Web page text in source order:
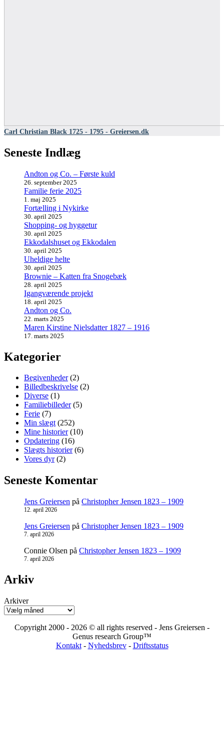
Carl Christian Black 1725 - 1795 - Greiersen.dk
Seneste Indlæg
Andton og Co. – Første kuld
26. september 2025
Familie ferie 2025
1. maj 2025
Fortælling i Nykirke
30. april 2025
Shopping- og hyggetur
30. april 2025
Ekkodalshuset og Ekkodalen
30. april 2025
Uheldige helte
30. april 2025
Brownie – Katten fra Snogebæk
28. april 2025
Igangværende projekt
18. april 2025
Andton og Co.
22. marts 2025
Maren Kirstine Nielsdatter 1827 – 1916
17. marts 2025
Kategorier
Begivenheder(2)
Billedbeskrivelse (2)
Diverse (1)
Familiebilleder(5)
Ferie (7)
Min slægt(252)
Mine historier(10)
Opdatering (16)
Slægts historier(6)
Vores dyr(2)
Seneste Komentar
Jens Greiersen på Christopher Jensen 1823 – 1909
12. april 2026
Jens Greiersen på Christopher Jensen 1823 – 1909
7. april 2026
Connie Olsen på Christopher Jensen 1823 – 1909
7. april 2026
Arkiv
Arkiver
Copyright 2000 - 2026 © all rights reserved - Jens Greiersen -
Genus research Group™
Kontakt- Nyhedsbrev- Driftsstatus